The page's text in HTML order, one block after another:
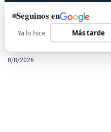
8/8/2026
Seguinos en
Ya lo hice Más tarde